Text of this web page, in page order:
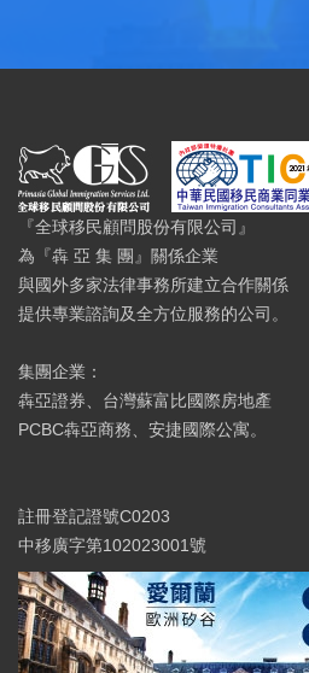
『全球移民顧問股份有限公司』
為『犇 亞 集 團』關係企業
與國外多家法律事務所建立合作關係
提供專業諮詢及全方位服務的公司。
集團企業：
犇亞證券、台灣蘇富比國際房地產
PCBC犇亞商務、安捷國際公寓。
註冊登記證號C0203
中移廣字第102023001號